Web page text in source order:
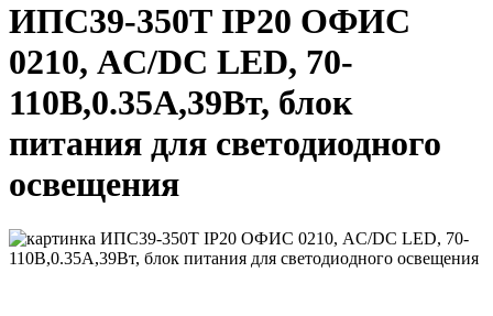
ИПС39-350Т IP20 ОФИС
0210, AC/DC LED, 70-
110В,0.35А,39Вт, блок
питания для светодиодного
освещения